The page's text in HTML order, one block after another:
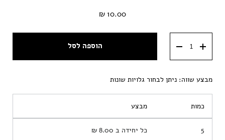
10.00 ₪
הוספה לסל
מבצע שווה: ניתן לבחור גלויות שונות
כמות מבצע
5 כל יחידה ב 8.00 ₪